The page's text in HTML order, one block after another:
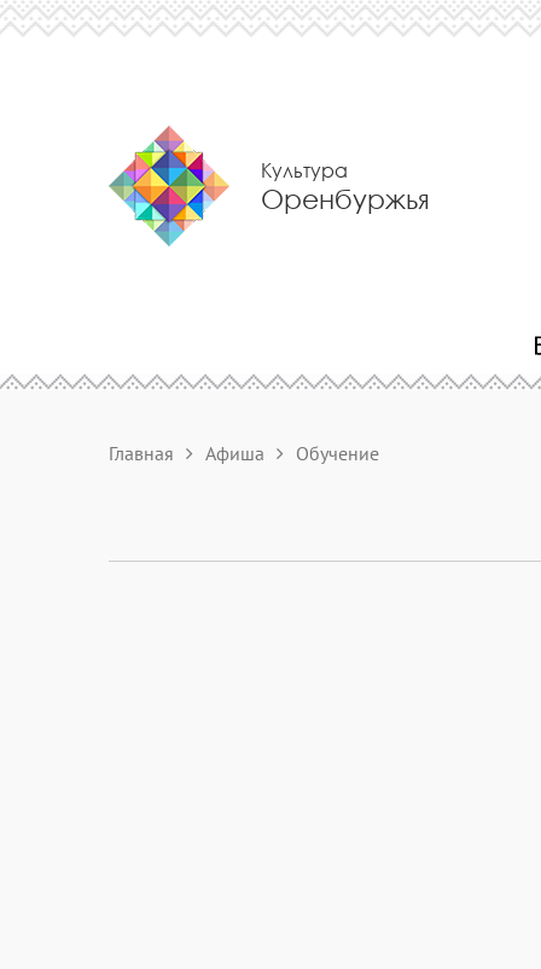
Культура
Оренбуржья
Главная Афиша Обучение